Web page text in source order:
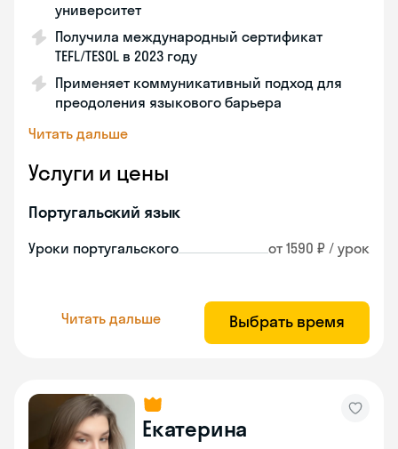
университет
Получила международный сертификат
TEFL/TESOL в 2023 году
Применяет коммуникативный подход для
преодоления языкового барьера
Читать дальше
Услуги и цены
Португальский язык
Уроки португальского от 1590 ₽ / урок
Читать дальше Выбрать время
Екатерина